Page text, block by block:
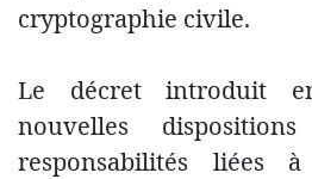
cryptographie civile.
Le décret introduit
nouvelles
responsabilités liées